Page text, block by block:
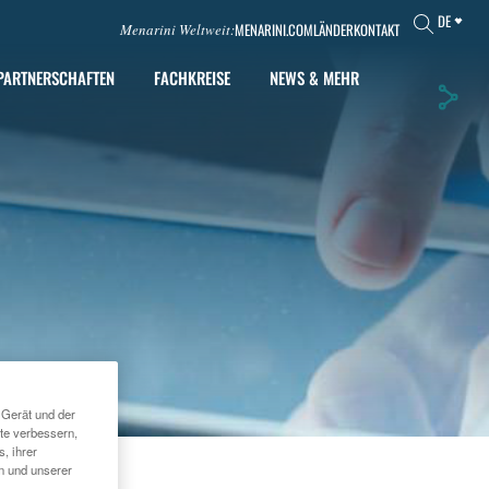
Menarini Weltweit:MENARINI.COMLÄNDERKONTAKT DE
FACHKREISE
NEWS & MEHR
und der
verbessern,
ihrer
und unserer